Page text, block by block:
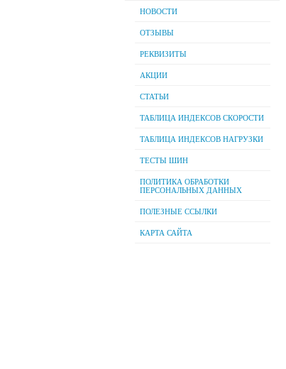
НОВОСТИ
ОТЗЫВЫ
РЕКВИЗИТЫ
АКЦИИ
СТАТЬИ
ТАБЛИЦА ИНДЕКСОВ СКОРОСТИ
ТАБЛИЦА ИНДЕКСОВ НАГРУЗКИ
ТЕСТЫ ШИН
ПОЛИТИКА ОБРАБОТКИ
ПЕРСОНАЛЬНЫХ ДАННЫХ
ПОЛЕЗНЫЕ ССЫЛКИ
КАРТА САЙТА